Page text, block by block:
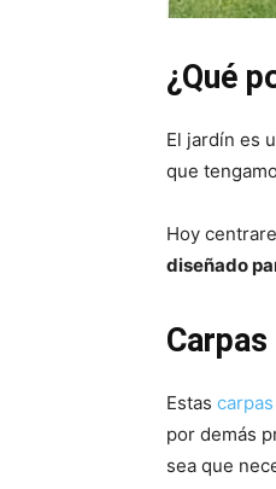
¿Qué
El jardín es
que
Hoy
diseñado
Estas carpas
por demás
sea que